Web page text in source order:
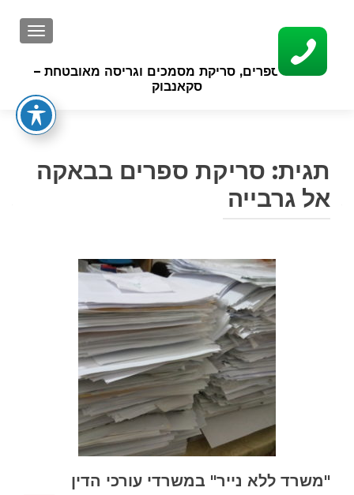
סריקת ספרים, סריקת מסמכים וגריסה מאובטחת –
סקאנבוק
תגית: סריקת ספרים בבאקה
אל גרבייה
"משרד ללא נייר" במשרדי עורכי הדין